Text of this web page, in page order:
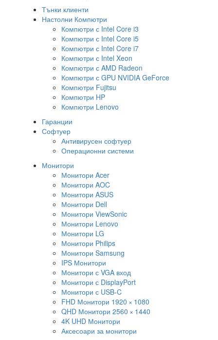
Тънки клиенти
Настолни Компютри
Компютри с Intel Core i3
Компютри с Intel Core i5
Компютри с Intel Core i7
Компютри с Intel Xeon
Компютри с AMD Radeon
Компютри с GPU NVIDIA GeForce
Компютри Fujitsu
Компютри HP
Компютри Lenovo
Гаранции
Софтуер
Антивирусен софтуер
Операционни системи
Монитори
Монитори Acer
Монитори AOC
Монитори ASUS
Монитори Dell
Монитори ViewSonic
Монитори Lenovo
Монитори LG
Монитори Philips
Монитори Samsung
IPS Монитори
Монитори с VGA вход
Монитори с DisplayPort
Монитори с USB-C
FHD Монитори 1920 × 1080
QHD Монитори 2560 × 1440
4K UHD Монитори
Аксесоари за монитори